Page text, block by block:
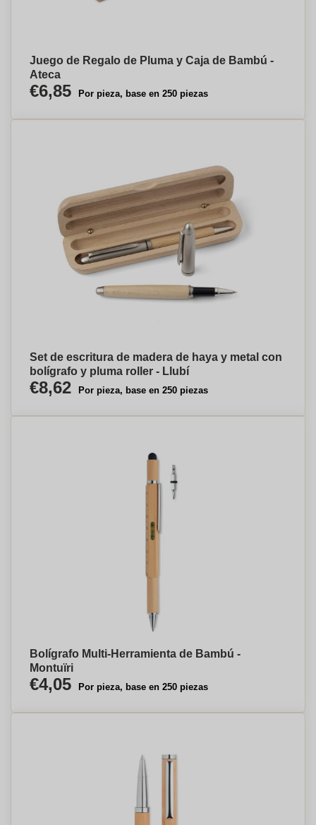
Juego de Regalo de Pluma y Caja de Bambú -
Ateca
€6,85 Por pieza, base en 250 piezas
Set de escritura de madera de haya y metal con
bolígrafo y pluma roller - Llubí
€8,62 Por pieza, base en 250 piezas
Bolígrafo Multi-Herramienta de Bambú -
Montuïri
€4,05 Por pieza, base en 250 piezas